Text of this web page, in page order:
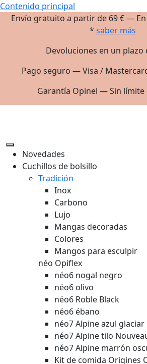
Contenido principal
Envío gratuito a partir de 69 € —
* saber más
Devoluciones en un plazo
Pago seguro — Visa /
Garantía Opinel — Sin límite
Novedades
Cuchillos de bolsillo
Tradición
Inox
Carbono
Lujo
Mangas decoradas
Colores
Mangos para esculpir
néo Opiflex
néo6 nogal negro
néo6 olivo
néo6 Roble Black
néo6 ébano
néo7 Alpine azul glaciar
néo7 Alpine tilo
néo7 Alpine marrón
Kit de comida Origines